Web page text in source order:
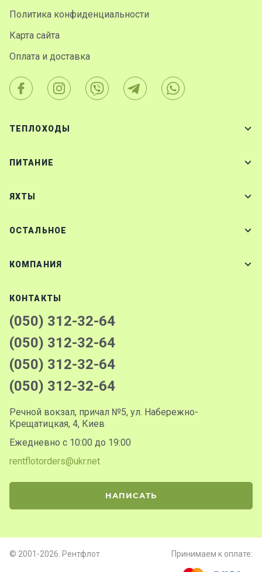
Политика конфиденциальности
Карта сайта
Оплата и доставка
ТЕПЛОХОДЫ
ПИТАНИЕ
ЯХТЫ
ОСТАЛЬНОЕ
КОМПАНИЯ
КОНТАКТЫ
(050) 312-32-64
(050) 312-32-64
(050) 312-32-64
(050) 312-32-64
Речной вокзал, причал №5, ул. Набережно-
Крещатицкая, 4, Киев
Ежедневно с 10:00 до 19:00
rentflotorders@ukr.net
НАПИСАТЬ
© 2001-2026. Рентфлот Принимаем к оплате: